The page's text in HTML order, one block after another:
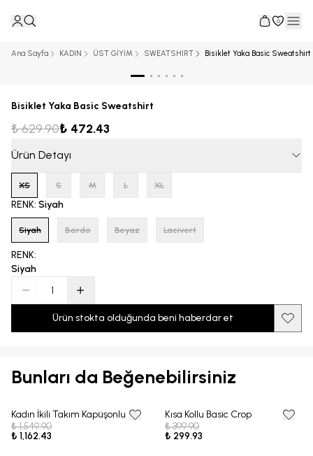
0
Ana Sayfa KADIN ÜST GİYİM SWEATSHIRT Bisiklet Yaka Basic Sweatshirt
Bisiklet Yaka Basic Sweatshirt
₺ 629.90₺ 472.43
Ürün Detayı
XS S M L XL
RENK: Siyah
Siyah Bordo Beyaz Lacivert
RENK:
Siyah
Ürün stokta olduğunda beni haberdar et
Bunları da Beğenebilirsiniz
25% OFF
Kadın İkili Takım Kapüşonlu
₺ 1,549.90
₺ 1,162.43
25% OFF
Kısa Kollu Basic Crop
₺ 399.90
₺ 299.93